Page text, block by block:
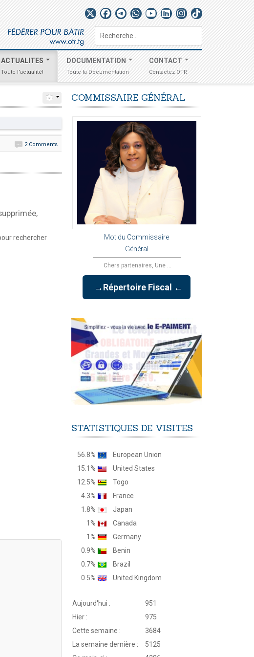
Rechercher
ACTUALITES
Toute l'actualité!
DOCUMENTATION
Toute la Documentation
CONTACT
Contactez OTR
2 Comments
rechercher
COMMISSAIRE GÉNÉRAL
Mot du Commissaire
Général
Chers partenaires, Une ...
→Répertoire Fiscal ←
STATISTIQUES DE VISITES
56.8%
European Union
15.1%
United States
12.5%
Togo
4.3%
France
1.8%
Japan
1%
Canada
1%
Germany
0.9%
Benin
0.7%
Brazil
0.5%
United Kingdom
Aujourd'hui :
951
Hier :
975
Cette semaine :
3684
La semaine dernière :
5125